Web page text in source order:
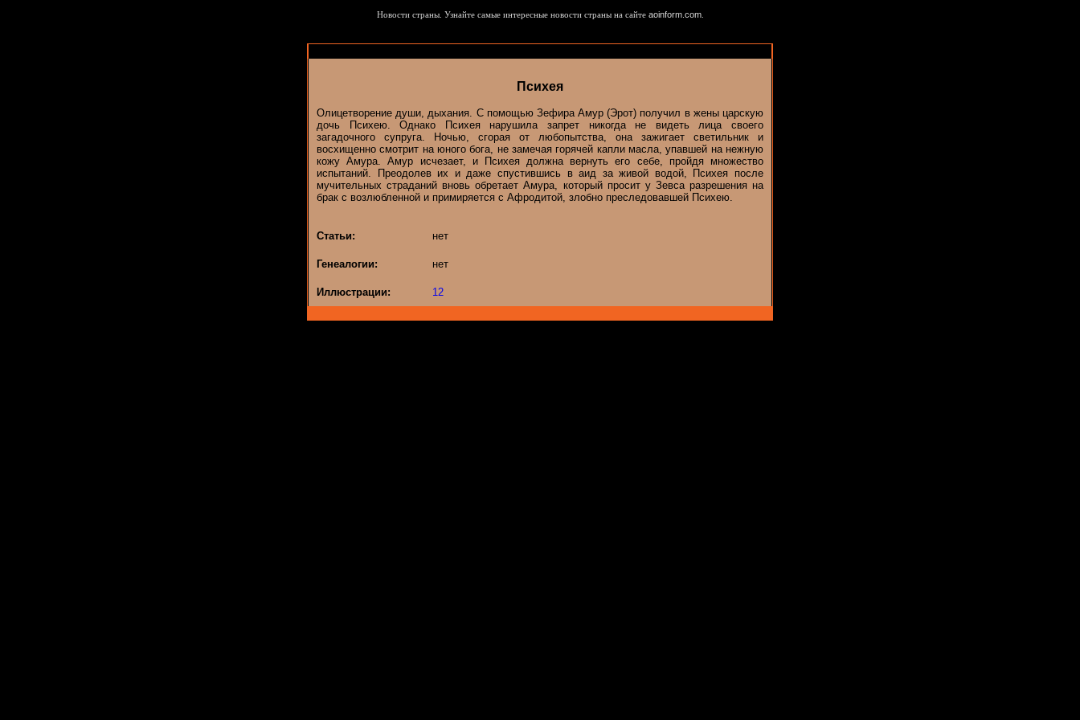
Новости страны. Узнайте самые интересные новости страны на сайте aoinform.com.
Психея
Олицетворение души, дыхания. С помощью Зефира Амур (Эрот) получил в жены царскую
дочь Психею. Однако Психея нарушила запрет никогда не видеть лица своего
загадочного супруга. Ночью, сгорая от любопытства, она зажигает светильник и
восхищенно смотрит на юного бога, не замечая горячей капли масла, упавшей на нежную
кожу Амура. Амур исчезает, и Психея должна вернуть его себе, пройдя множество
испытаний. Преодолев их и даже спустившись в аид за живой водой, Психея после
мучительных страданий вновь обретает Амура, который просит у Зевса разрешения на
брак с возлюбленной и примиряется с Афродитой, злобно преследовавшей Психею.
Статьи: нет
Генеалогии: нет
Иллюстрации: 12